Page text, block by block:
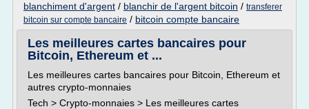
blanchiment d'argent / blanchir de l'argent bitcoin / transferer
bitcoin sur compte bancaire / bitcoin compte bancaire
Les meilleures cartes bancaires pour
Bitcoin, Ethereum et ...
Les meilleures cartes bancaires pour Bitcoin, Ethereum et
autres crypto-monnaies
Tech > Crypto-monnaies > Les meilleures cartes